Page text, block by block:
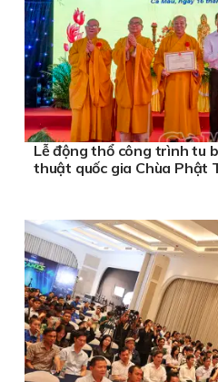
Lễ động thổ công trình tu
thuật quốc gia Chùa Phật